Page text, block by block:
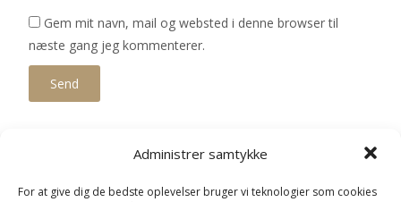
Administrer samtykke
For at give dig de bedste oplevelser bruger vi teknologier som cookies
Gem mit navn, mail og websted i denne browser til
næste gang jeg kommenterer.